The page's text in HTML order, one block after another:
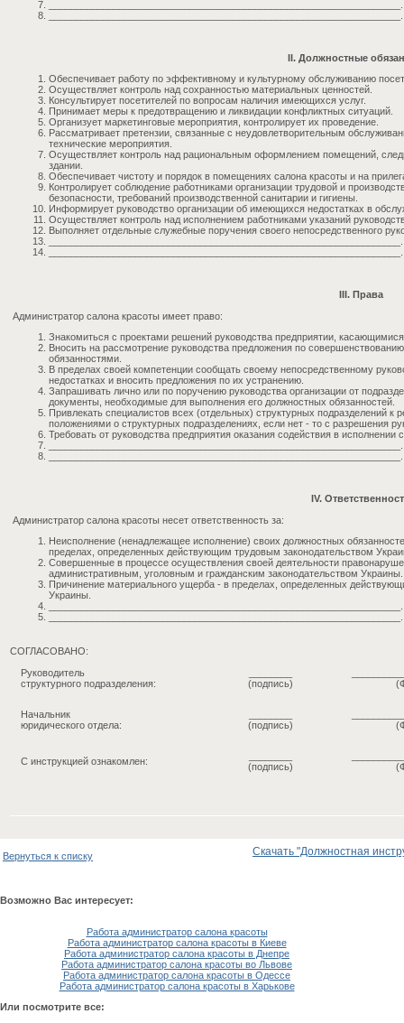
II. Должностные
Обеспечивает работу по эффективному и культурному обслуживанию
Осуществляет контроль над сохранностью материальных ценностей.
Консультирует посетителей по вопросам наличия имеющихся услуг.
Принимает меры к предотвращению и ликвидации конфликтных ситуаций.
Организует маркетинговые мероприятия, контролирует их проведение.
Рассматривает претензии, связанные с неудовлетворительным
технические мероприятия.
Осуществляет контроль над рациональным оформлением помещений,
здании.
Обеспечивает чистоту и порядок в помещениях салона красоты и на
Контролирует соблюдение работниками организации трудовой и
безопасности, требований производственной санитарии и гигиены.
Информирует руководство организации об имеющихся недостатках в
Осуществляет контроль над исполнением работниками указаний
Выполняет отдельные служебные поручения своего непосредственного
III. Права
Администратор салона красоты имеет право:
Знакомиться с проектами решений руководства предприятии, касающимися
Вносить на рассмотрение руководства предложения по
обязанностями.
В пределах своей компетенции сообщать своему непосредственному
недостатках и вносить предложения по их устранению.
Запрашивать лично или по поручению руководства организации от
документы, необходимые для выполнения его должностных обязанностей.
Привлекать специалистов всех (отдельных) структурных подразделений
положениями о структурных подразделениях, если нет - то с разрешения
Требовать от руководства предприятия оказания содействия в
IV.
Администратор салона красоты несет ответственность за:
Неисполнение (ненадлежащее исполнение) своих должностных
пределах, определенных действующим трудовым законодательством
Совершенные в процессе осуществления своей деятельности
административным, уголовным и гражданским законодательством Украины.
Причинение материального ущерба - в пределах, определенных
Украины.
СОГЛАСОВАНО:
Руководитель
структурного подразделения:
(подпись)
Начальник
юридического отдела:
(подпись)
С инструкцией ознакомлен:
(подпись)
Вернуться к списку Скачать "Должностная
Возможно Вас интересует:
Работа администратор салона красоты
Работа администратор салона красоты в Киеве
Работа администратор салона красоты в Днепре
Работа администратор салона красоты во Львове
Работа администратор салона красоты в Одессе
Работа администратор салона красоты в Харькове
Или посмотрите все: